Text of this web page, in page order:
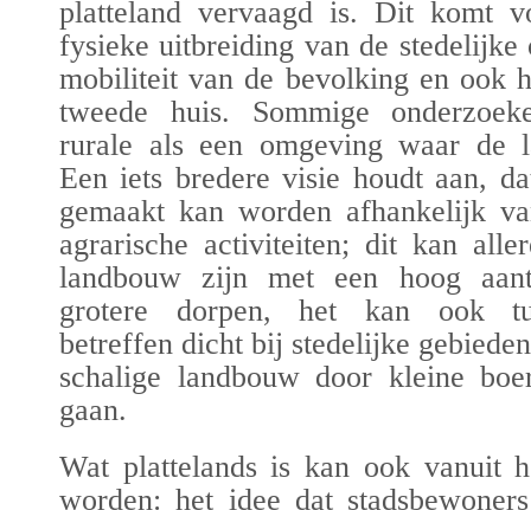
platteland vervaagd is. Dit komt
fysieke uitbreiding van de stedelijke
mobiliteit van de bevolking en ook
tweede huis. Sommige
rurale als een omgeving waar de
Een iets bredere visie houdt aan,
gemaakt kan worden afhankelijk
agrarische activiteiten; dit kan
landbouw zijn met een hoog
grotere dorpen, het kan ook
betreffen dicht bij stedelijke
schalige landbouw door kleine
gaan.
Wat plattelands is kan ook vanuit
worden: het idee dat